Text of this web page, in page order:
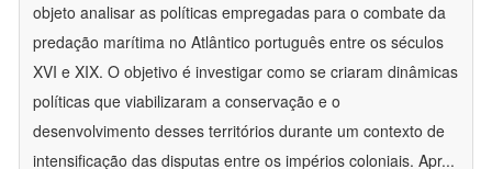
objeto analisar as políticas empregadas para o combate da
predação marítima no Atlântico português entre os séculos
XVI e XIX. O objetivo é investigar como se criaram dinâmicas
políticas que viabilizaram a conservação e o
desenvolvimento desses territórios durante um contexto de
intensificação das disputas entre os impérios coloniais. Apr...